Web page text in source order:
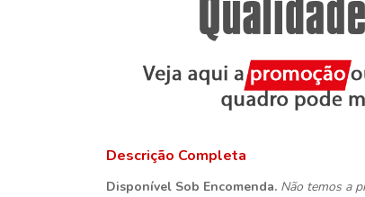
Descrição Completa
Disponível Sob Encomenda. Não temos a